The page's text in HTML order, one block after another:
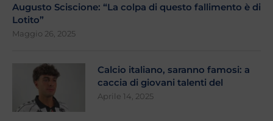
Augusto Sciscione: “La colpa di questo fallimento è di
Lotito”
Maggio 26, 2025
Calcio italiano, saranno famosi: a
caccia di giovani talenti del
Aprile 14, 2025